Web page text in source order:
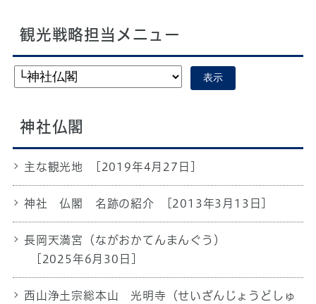
観光戦略担当メニュー
表示
神社仏閣
主な観光地 [2019年4月27日]
神社 仏閣 名跡の紹介 [2013年3月13日]
長岡天満宮（ながおかてんまんぐう）
[2025年6月30日]
西山浄土宗総本山 光明寺（せいざんじょうどしゅ